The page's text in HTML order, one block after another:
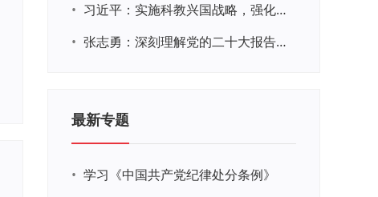
•
习近平：实施科教兴国战略，强化现代化建设人才支撑
•
张志勇：深刻理解党的二十大报告关于教育的新思想、新战略、新要求
最新专题
• 学习《中国共产党纪律处分条例》